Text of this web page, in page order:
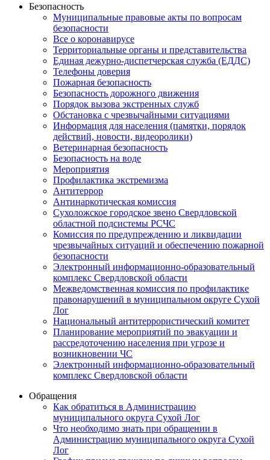
Безопасность
Муниципальные правовые акты по вопросам
безопасности
Все о коронавирусе
Территориальные органы и представительства
Единая дежурно-диспетчерская служба (ЕДДС)
Телефоны доверия
Пожарная безопасность
Безопасность дорожного движения
Порядок вызова экстренных служб
Обстановка с чрезвычайными ситуациями
Информация для населения (памятки, порядок
действий, новости, видеоролики)
Ветеринарная безопасность
Безопасность на воде
Мероприятия
Профилактика экстремизма
Антитеррор
Антинаркотическая комиссия
Сухоложское городское звено Свердловской
областной подсистемы РСЧС
Комиссия по предупреждению и ликвидации
чрезвычайных ситуаций и обеспечению пожарной
безопасности
Электронный информационно-образовательный
комплекс Cвердловской области
Межведомственная комиссия по профилактике
правонарушений в муниципальном округе Сухой
Лог
Национальный антитеррористический комитет
Планирование мероприятий по эвакуации и
рассредоточению населения при угрозе и
возникновении ЧС
Электронный информационно-образовательный
комплекс Свердловской области
Обращения
Как обратиться в Администрацию
муниципального округа Сухой Лог
Что необходимо знать при обращении в
Администрацию муниципального округа Сухой
Лог